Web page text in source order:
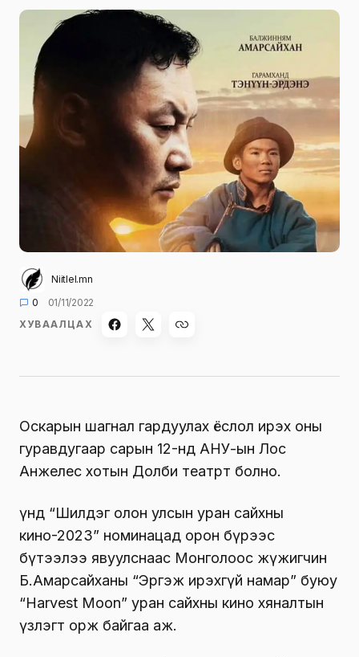
Niitlel.mn
0
01/11/2022
ХУВААЛЦАХ
Оскарын шагнал гардуулах ёслол ирэх оны
гуравдугаар сарын 12-нд АНУ-ын Лос
Анжелес хотын Долби театрт болно.
Үүнд “Шилдэг олон улсын уран сайхны
кино-2023” номинацад орон бүрээс
бүтээлээ явуулснаас Монголоос жүжигчин
Б.Амарсайханы “Эргэж ирэхгүй намар” буюу
“Harvest Moon” уран сайхны кино хяналтын
үзлэгт орж байгаа аж.